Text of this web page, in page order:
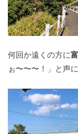
何回か遠くの方に
ぉ〜〜〜！」と声